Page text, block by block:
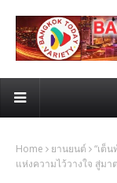
Home ยานยนต์
“เต็
แห่งความไว้วางใจ สู่ม